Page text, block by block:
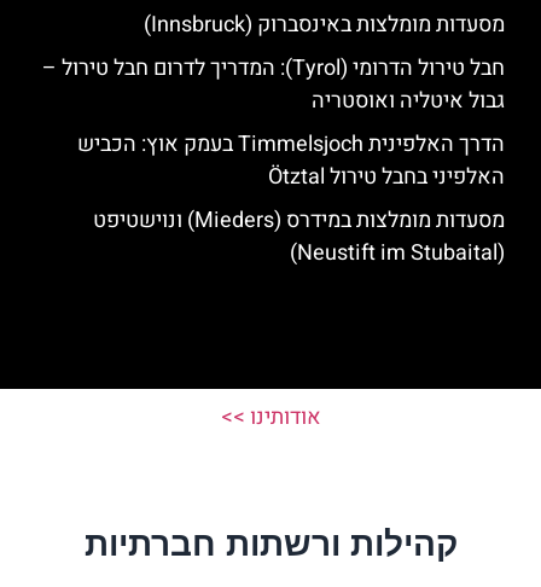
מסעדות מומלצות באינסברוק (Innsbruck)
חבל טירול הדרומי (Tyrol): המדריך לדרום חבל טירול –
גבול איטליה ואוסטריה
הדרך האלפינית Timmelsjoch בעמק אוץ: הכביש
האלפיני בחבל טירול Ötztal
מסעדות מומלצות במידרס (Mieders) ונוישטיפט
(Neustift im Stubaital)
אודותינו >>
קהילות ורשתות חברתיות